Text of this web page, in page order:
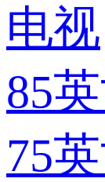
电视
85
75